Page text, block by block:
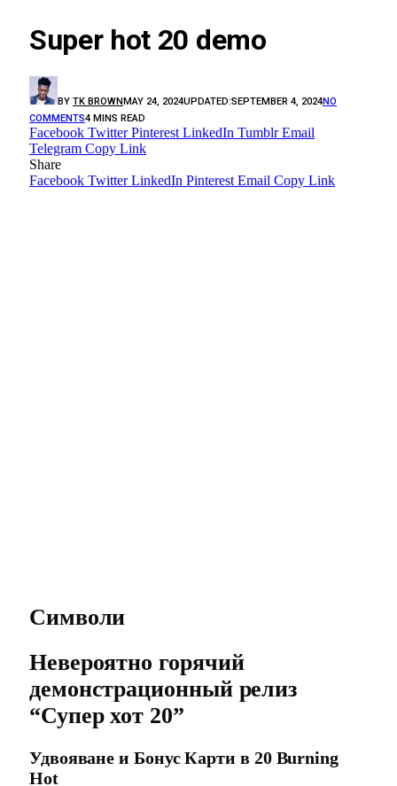
Super hot 20 demo
BY TK BROWNMAY 24, 2024UPDATED:SEPTEMBER 4, 2024NO
COMMENTS4 MINS READ
Facebook Twitter Pinterest LinkedIn Tumblr Email
Telegram Copy Link
Share
Facebook Twitter LinkedIn Pinterest Email Copy Link
Символи
Невероятно горячий
демонстрационный релиз
“Супер хот 20”
Удвояване и Бонус Карти в 20 Burning
Hot